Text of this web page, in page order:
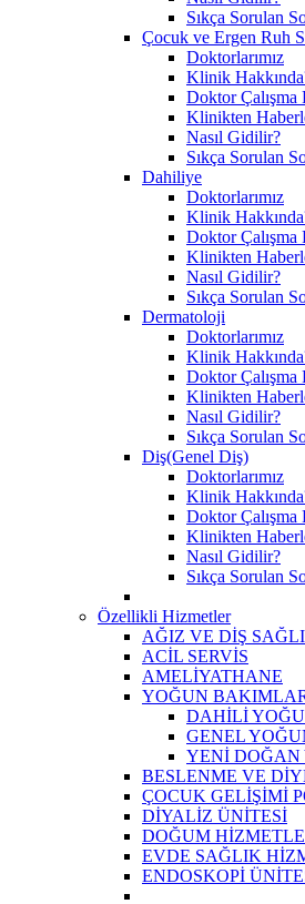
Sıkça Sorulan
Çocuk ve Ergen Ruh
Doktorlarımız
Klinik
Doktor Çalışma
Klinikten
Nasıl Gidilir?
Sıkça Sorulan
Dahiliye
Doktorlarımız
Klinik
Doktor Çalışma
Klinikten
Nasıl Gidilir?
Sıkça Sorulan
Dermatoloji
Doktorlarımız
Klinik
Doktor Çalışma
Klinikten
Nasıl Gidilir?
Sıkça Sorulan
Diş(Genel Diş)
Doktorlarımız
Klinik
Doktor Çalışma
Klinikten
Nasıl Gidilir?
Sıkça Sorulan
Özellikli Hizmetler
AĞIZ VE DİŞ
ACİL SERVİS
AMELİYATHANE
YOĞUN
DAHİLİ
GENEL
YENİ
BESLENME VE
ÇOCUK GELİŞİMİ
DİYALİZ ÜNİTESİ
DOĞUM
EVDE SAĞLIK
ENDOSKOPİ